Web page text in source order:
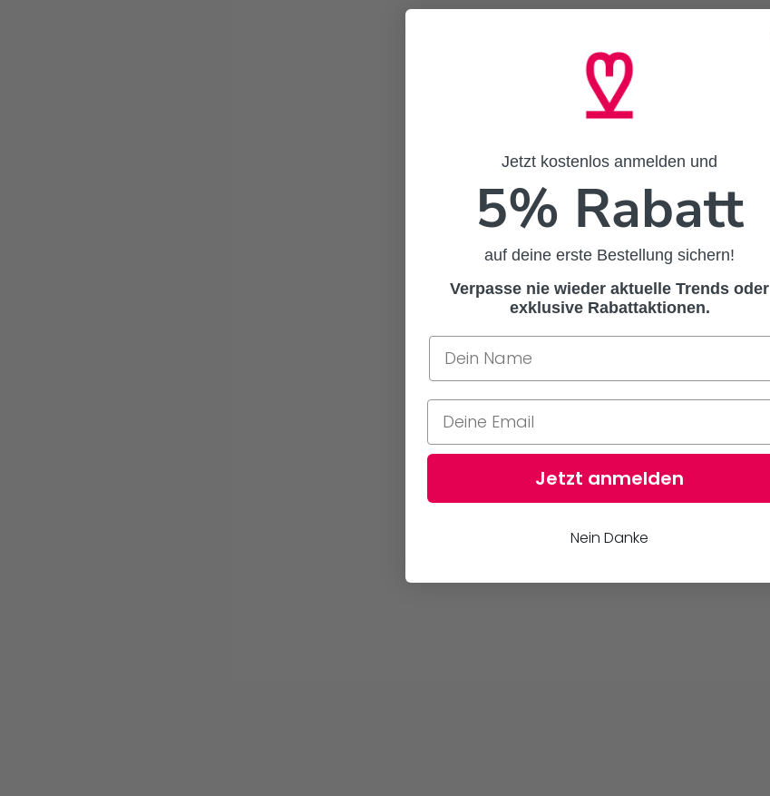
Jetzt kostenlos anmelden und
5% Rabatt
auf deine erste Bestellung sichern!
Verpasse nie wieder aktuelle Trends oder
exklusive Rabattaktionen.
Jetzt anmelden
Nein Danke